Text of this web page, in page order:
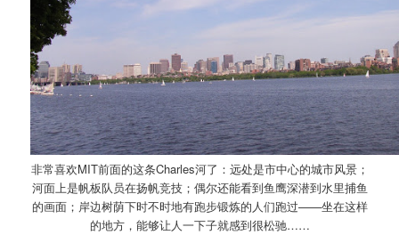
非常喜欢MIT前面的这条Charles河了：远处是市中心的城市风景；
河面上是帆板队员在扬帆竞技；偶尔还能看到鱼鹰深潜到水里捕鱼
的画面；岸边树荫下时不时地有跑步锻炼的人们跑过——坐在这样
的地方，能够让人一下子就感到很松驰……